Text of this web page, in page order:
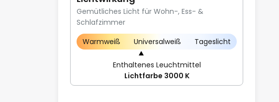
Gemütliches Licht für Wohn-, Ess- &
Schlafzimmer
Warmweiß
Universalweiß Tageslicht
Enthaltenes Leuchtmittel
Lichtfarbe 3000 K